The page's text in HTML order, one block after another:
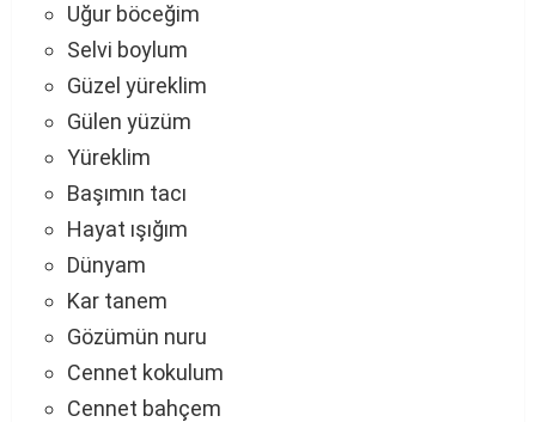
Uğur böceğim
Selvi boylum
Güzel yüreklim
Gülen yüzüm
Yüreklim
Başımın tacı
Hayat ışığım
Dünyam
Kar tanem
Gözümün nuru
Cennet kokulum
Cennet bahçem